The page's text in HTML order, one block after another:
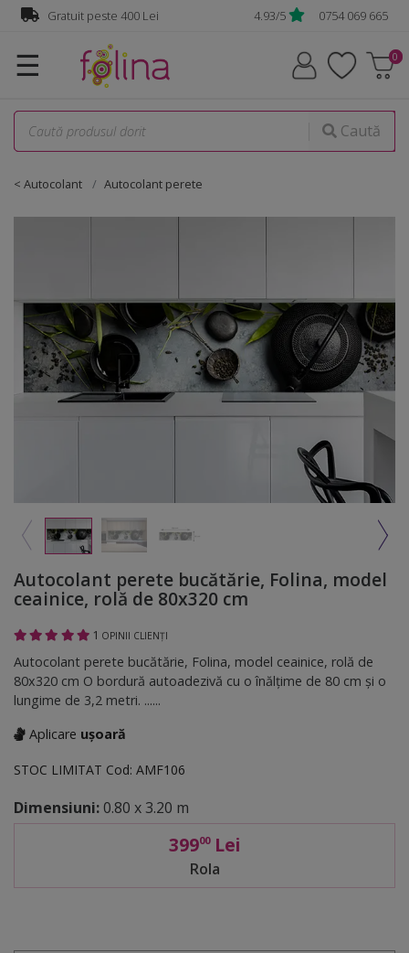
Gratuit peste 400 Lei 4.93/5 0754 069 665
☰
Caută
< Autocolant Autocolant perete
Autocolant perete bucătărie, Folina, model
ceainice, rolă de 80x320 cm
1 OPINII CLIENȚI
Autocolant perete bucătărie, Folina, model ceainice, rolă de
80x320 cm O bordură autoadezivă cu o înălţime de 80 cm şi o
lungime de 3,2 metri. ......
Aplicare ușoară
STOC LIMITAT Cod: AMF106
Dimensiuni:0.80 x 3.20 m
39900Lei
Rola